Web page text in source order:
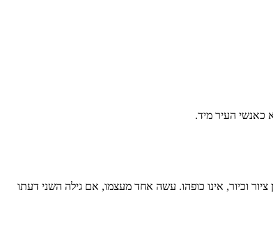
כאנשי העיר מיד.
וכיור, אינו כופהו. עשה אחד מעצמו, אם גילה השני דעתו